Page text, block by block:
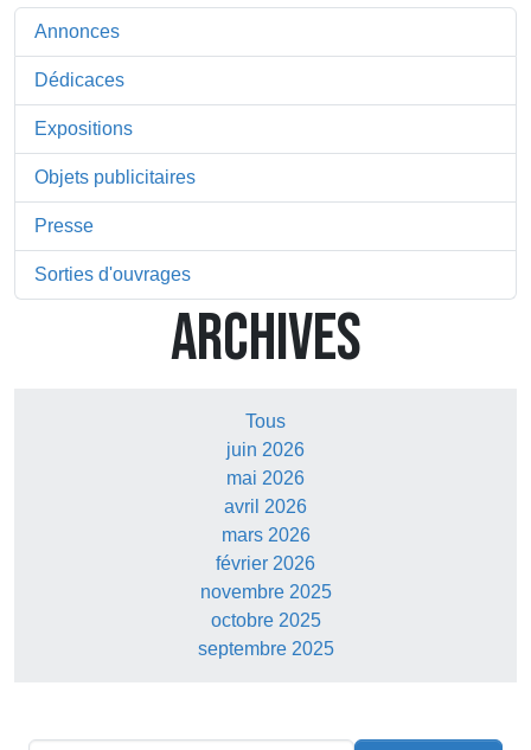
Annonces
Dédicaces
Expositions
Objets publicitaires
Presse
Sorties d'ouvrages
ARCHIVES
Tous
juin 2026
mai 2026
avril 2026
mars 2026
février 2026
novembre 2025
octobre 2025
septembre 2025